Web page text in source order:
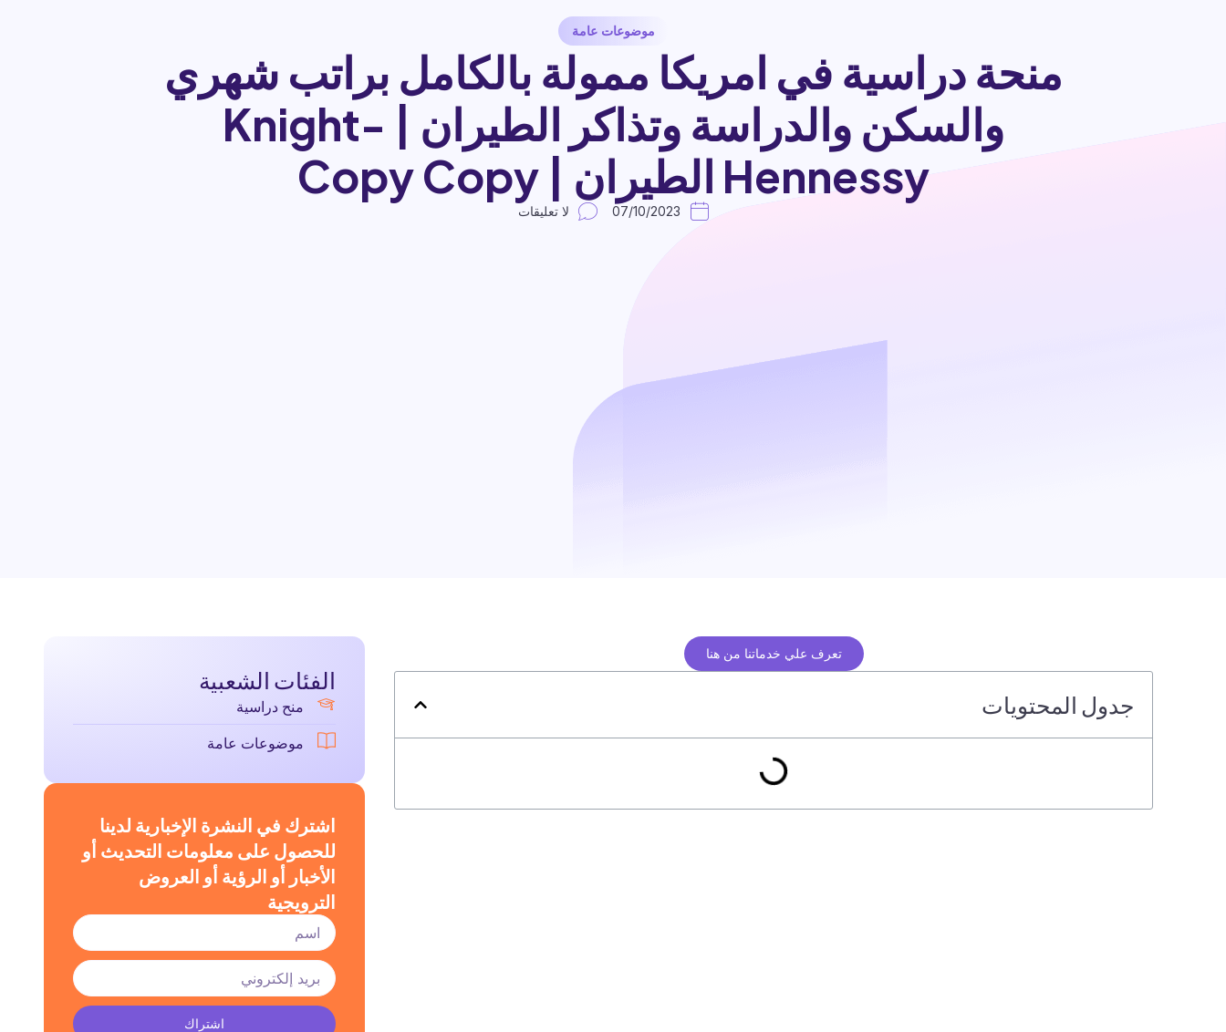
موضوعات عامة
منحة دراسية في امريكا ممولة بالكامل براتب شهري
والسكن والدراسة وتذاكر الطيران | Knight-
Hennessy الطيران | Copy Copy
07/10/2023 لا تعليقات
تعرف علي خدماتنا من هنا
جدول المحتويات
الفئات الشعبية
منح دراسية
موضوعات عامة
اشترك في النشرة الإخبارية لدينا
للحصول على معلومات التحديث أو
الأخبار أو الرؤية أو العروض
الترويجية
اشتراك